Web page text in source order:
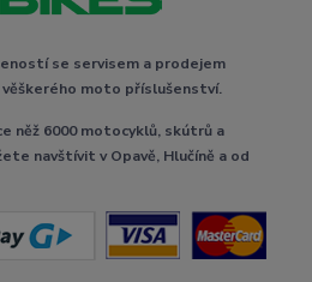
se servisem a prodejem
moto příslušenství.
něž 6000 motocyklů, skútrů a
navštívit v Opavě, Hlučíně a od